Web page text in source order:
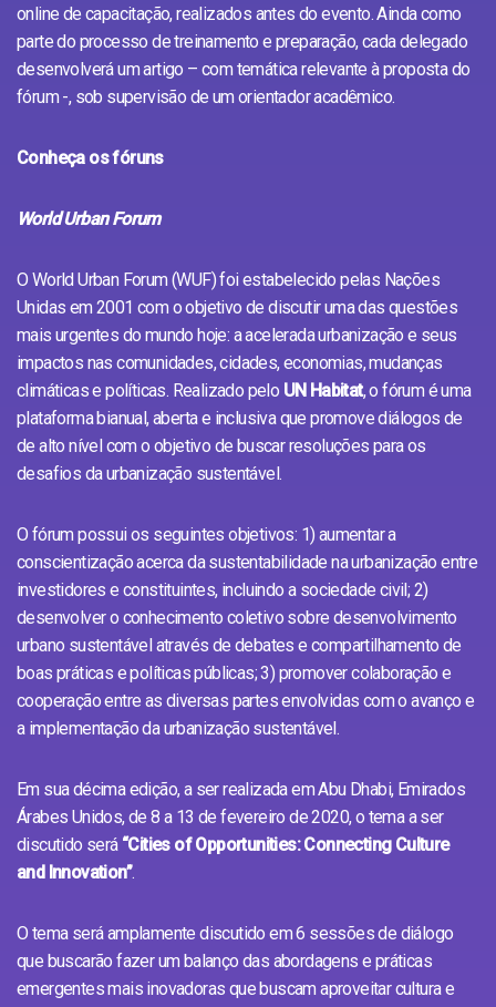
online de capacitação, realizados antes do evento. Ainda como
parte do processo de treinamento e preparação, cada delegado
desenvolverá um artigo – com temática relevante à proposta do
fórum -, sob supervisão de um orientador acadêmico.
Conheça os fóruns
World Urban Forum
O World Urban Forum (WUF) foi estabelecido pelas Nações
Unidas em 2001 com o objetivo de discutir uma das questões
mais urgentes do mundo hoje: a acelerada urbanização e seus
impactos nas comunidades, cidades, economias, mudanças
climáticas e políticas. Realizado pelo UN Habitat, o fórum é uma
plataforma bianual, aberta e inclusiva que promove diálogos de
de alto nível com o objetivo de buscar resoluções para os
desafios da urbanização sustentável.
O fórum possui os seguintes objetivos: 1) aumentar a
conscientização acerca da sustentabilidade na urbanização entre
investidores e constituintes, incluindo a sociedade civil; 2)
desenvolver o conhecimento coletivo sobre desenvolvimento
urbano sustentável através de debates e compartilhamento de
boas práticas e políticas públicas; 3) promover colaboração e
cooperação entre as diversas partes envolvidas com o avanço e
a implementação da urbanização sustentável.
Em sua décima edição, a ser realizada em Abu Dhabi, Emirados
Árabes Unidos, de 8 a 13 de fevereiro de 2020, o tema a ser
discutido será “Cities of Opportunities: Connecting Culture
and Innovation”.
O tema será amplamente discutido em 6 sessões de diálogo
que buscarão fazer um balanço das abordagens e práticas
emergentes mais inovadoras que buscam aproveitar cultura e